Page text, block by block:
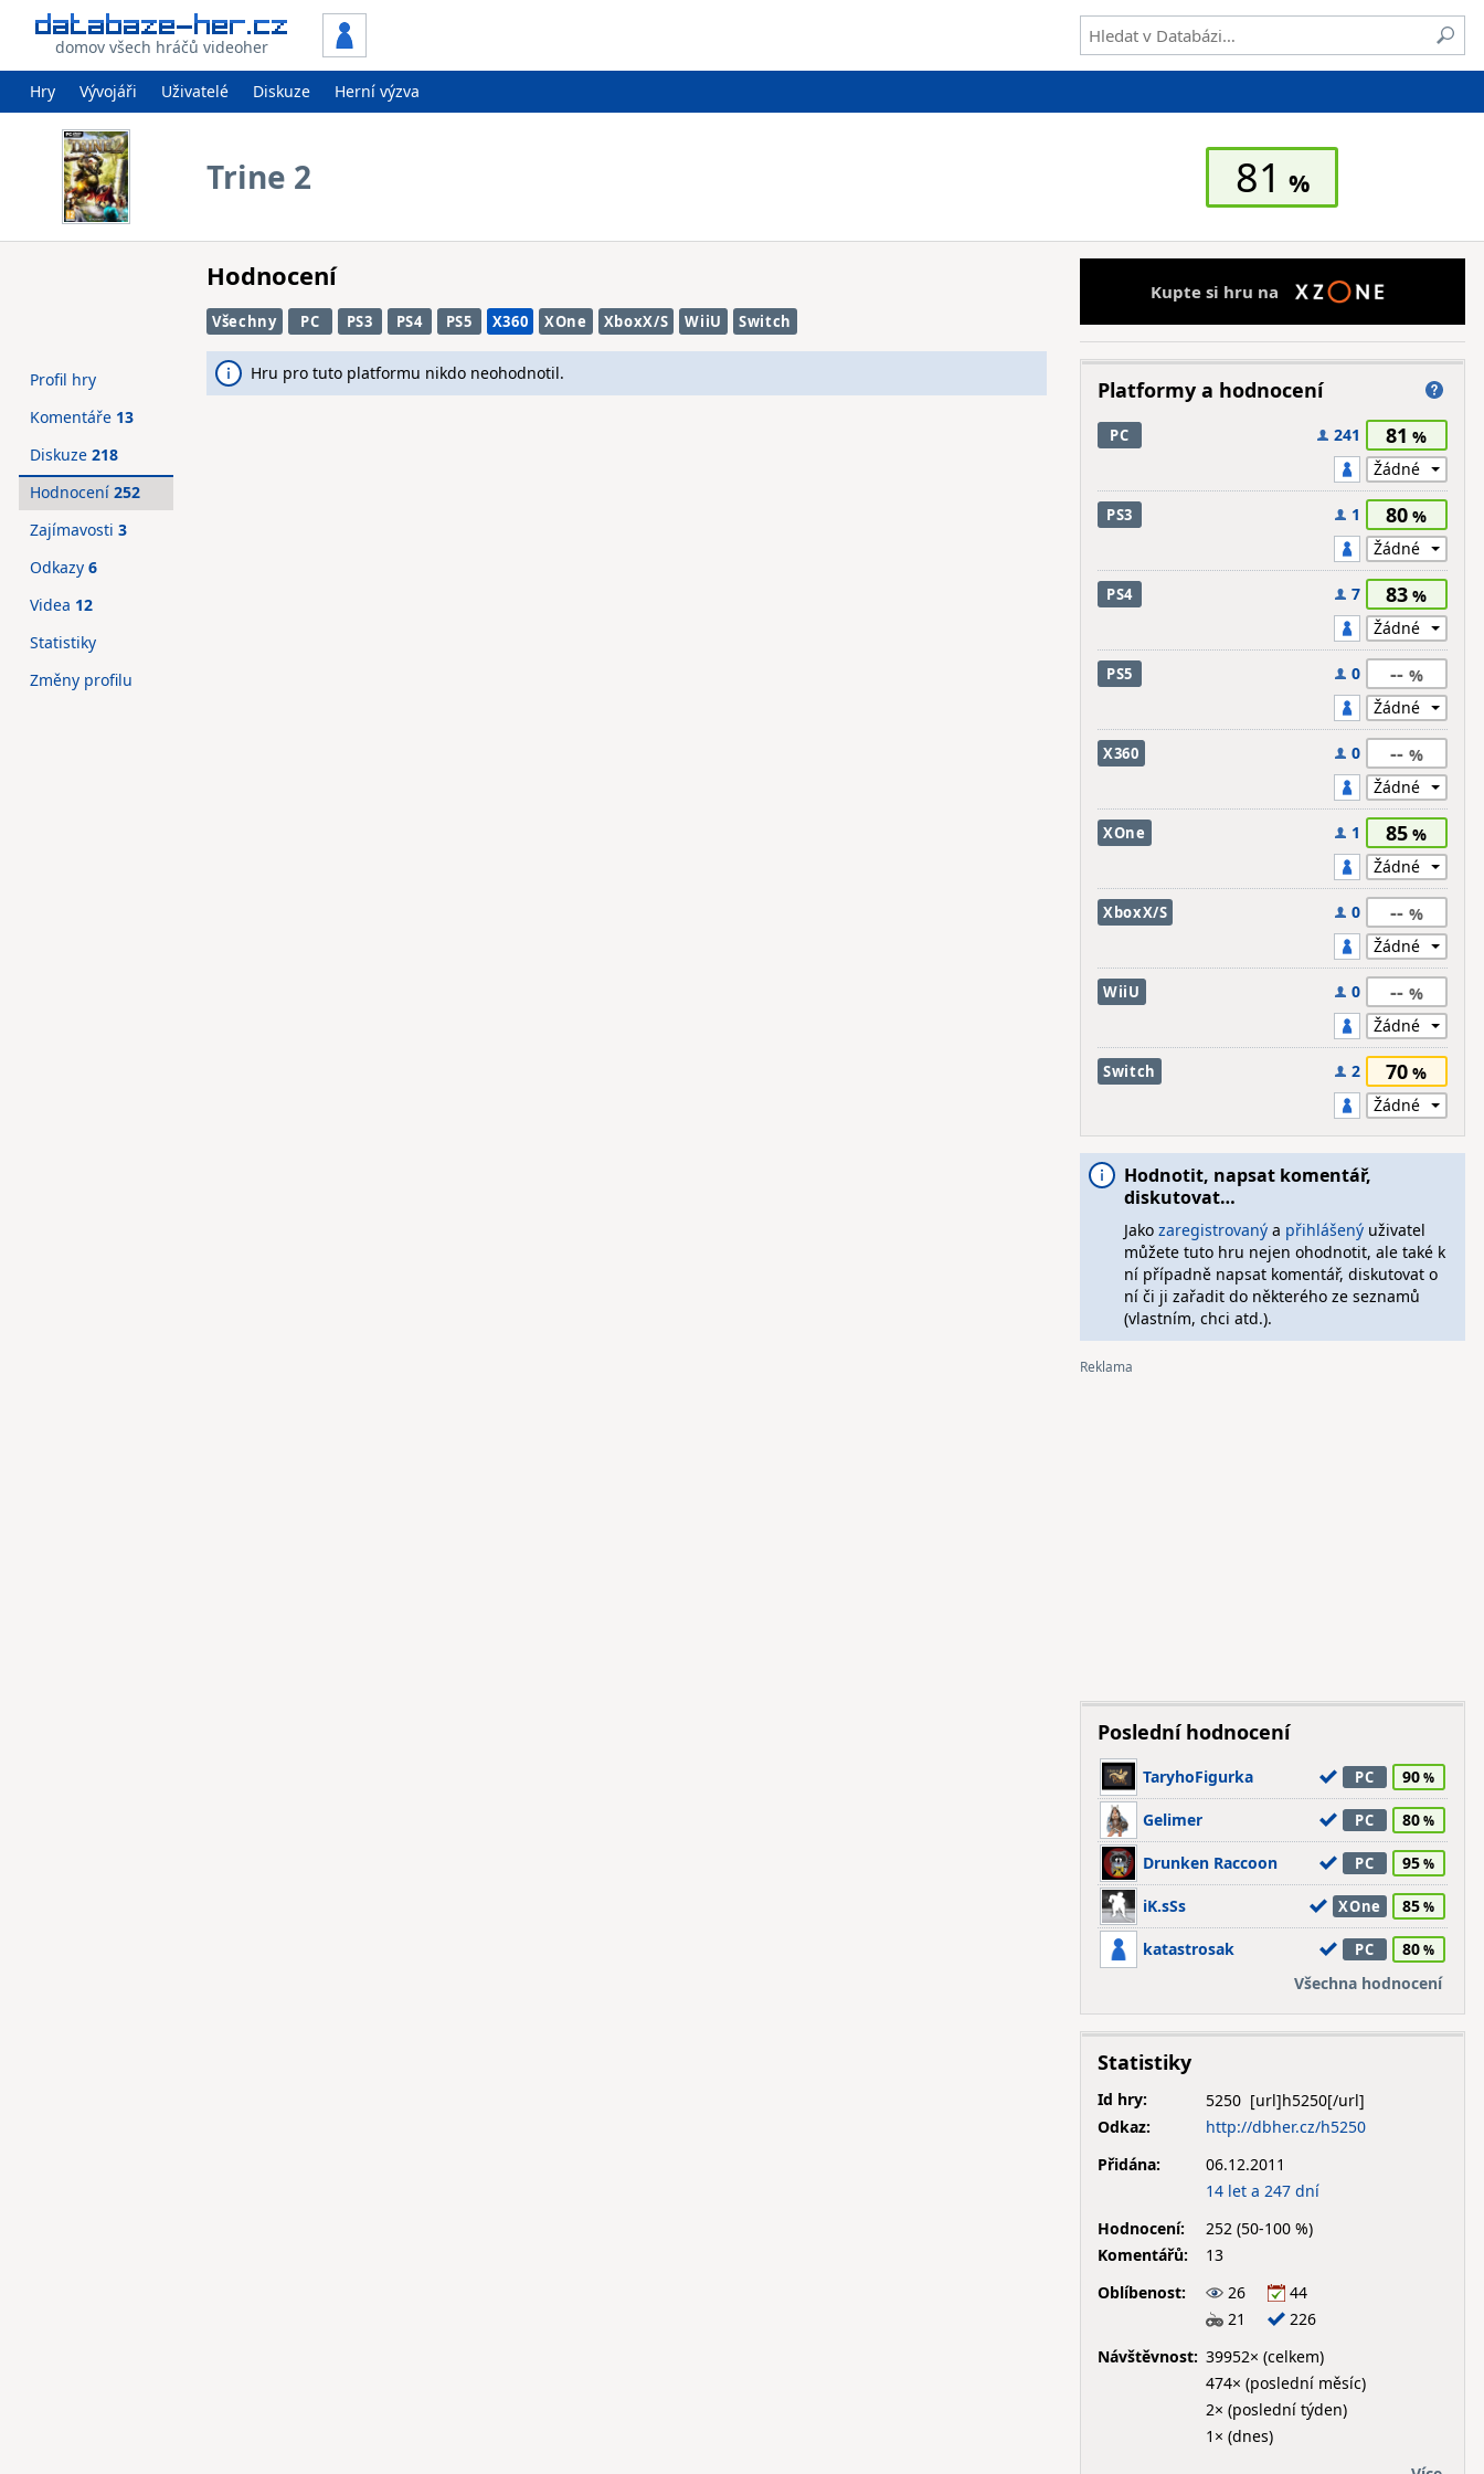
domov všech hráčů videoher
Hry Vývojáři Uživatelé Diskuze Herní výzva
Trine 2 81
Hodnocení
Všechny PC PS3 PS4 PS5 X360 XOne XboxX/S WiiU Switch
Hru pro tuto platformu nikdo neohodnotil.
Profil hry
Komentáře 13
Diskuze 218
Hodnocení 252
Zajímavosti 3
Odkazy 6
Videa 12
Statistiky
Změny profilu
Kupte si hru na
Platformy a hodnocení
PC 241 81
PS3 1 80
PS4 7 83
PS5 0 --
X360 0 --
XOne 1 85
XboxX/S 0 --
WiiU 0 --
Switch 2 70
Hodnotit, napsat komentář,
diskutovat…
Jako zaregistrovanýa přihlášenýuživatel
můžete tuto hru nejen ohodnotit, ale také k
ní případně napsat komentář, diskutovat o
ní či ji zařadit do některého ze seznamů
(vlastním, chci atd.).
Poslední hodnocení
TaryhoFigurka PC 90
Gelimer PC 80
Drunken Raccoon PC 95
iK.sSs XOne 85
katastrosak PC
80
Všechna hodnocení
Statistiky
Id hry:
5250
Odkaz:
http://dbher.cz/h5250
Přidána:
06.12.2011
14 let a 247 dní
Hodnocení:
252 (50-100 %)
Komentářů:
13
Oblíbenost:
26
44
21
226
Návštěvnost: 39952× (celkem)
474× (poslední měsíc)
2× (poslední týden)
1× (dnes)